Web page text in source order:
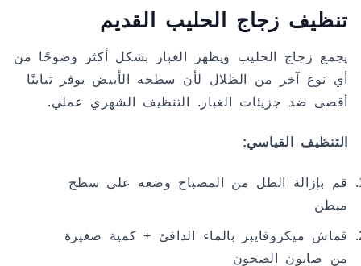
تنظيف زجاج الحليب القديم
يجمع زجاج الحليب ويظهر الغبار بشكل أكثر وضوحًا من
أي نوع آخر من الظلال لأن سطحه الأبيض يوفر تباينًا
أقصى ضد جزيئات الغبار. التنظيف الشهري عملي.
التنظيف القياسي:
قم بإزالة الظل من المصباح وضعه على سطح
مبطن
قماش ميكروفايبر بالماء الدافئ + كمية صغيرة
من صابون الصحون